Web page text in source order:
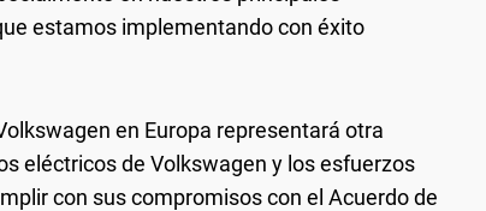
estamos implementando con éxito
en Europa representará otra
eléctricos de Volkswagen y los esfuerzos
con sus compromisos con el Acuerdo de